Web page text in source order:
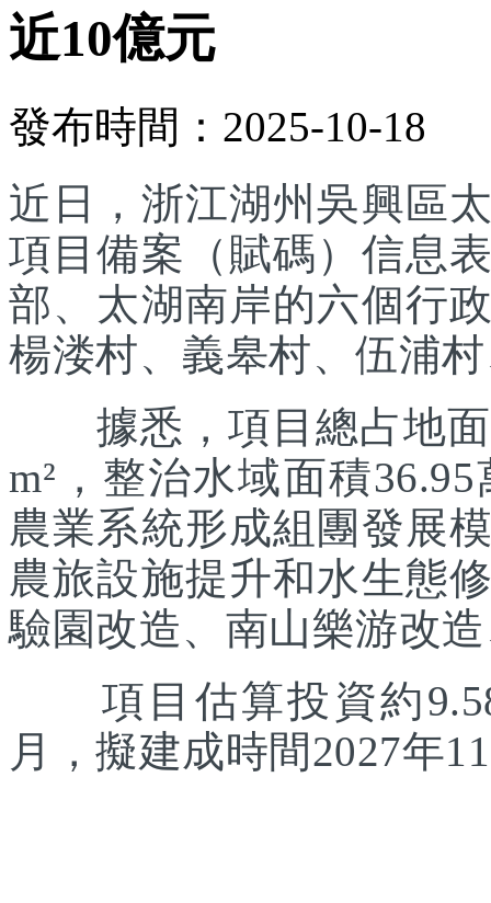
近10億元
發布時間：2025-10-18
近日，浙江湖州吳興區
項目備案（賦碼）信息
部、太湖南岸的六個行
楊溇村、義皋村、伍浦
據悉，項目總占地面
m²，整治水域面積
農業系統形成組團發展
農旅設施提升和水生態
驗園改造、南山樂游改
項目估算投資約9.58
月，擬建成時間2027年